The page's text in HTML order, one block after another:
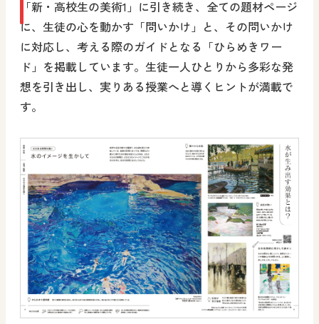
「新・高校生の美術1」に引き続き、全ての題材ページ
に、生徒の心を動かす「問いかけ」と、その問いかけ
に対応し、考える際のガイドとなる「ひらめきワー
ド」を掲載しています。生徒一人ひとりから多彩な発
想を引き出し、実りある授業へと導くヒントが満載で
す。